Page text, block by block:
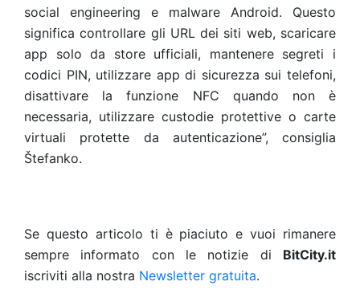
social engineering e malware Android. Questo
significa controllare gli URL dei siti web, scaricare
app solo da store ufficiali, mantenere segreti i
codici PIN, utilizzare app di sicurezza sui telefoni,
disattivare la funzione NFC quando non è
necessaria, utilizzare custodie protettive o carte
virtuali protette da autenticazione”, consiglia
Štefanko.
Se questo articolo ti è piaciuto e vuoi rimanere
sempre informato con le notizie di BitCity.it
iscriviti alla nostra Newsletter gratuita.